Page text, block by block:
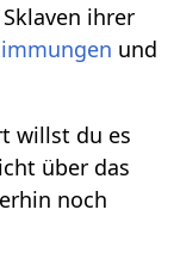
ihrer
und
willst du es
über das
noch